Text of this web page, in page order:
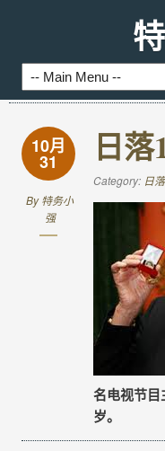
10月
31
By特务小
强
日
Category: 日落
名电视节
岁。